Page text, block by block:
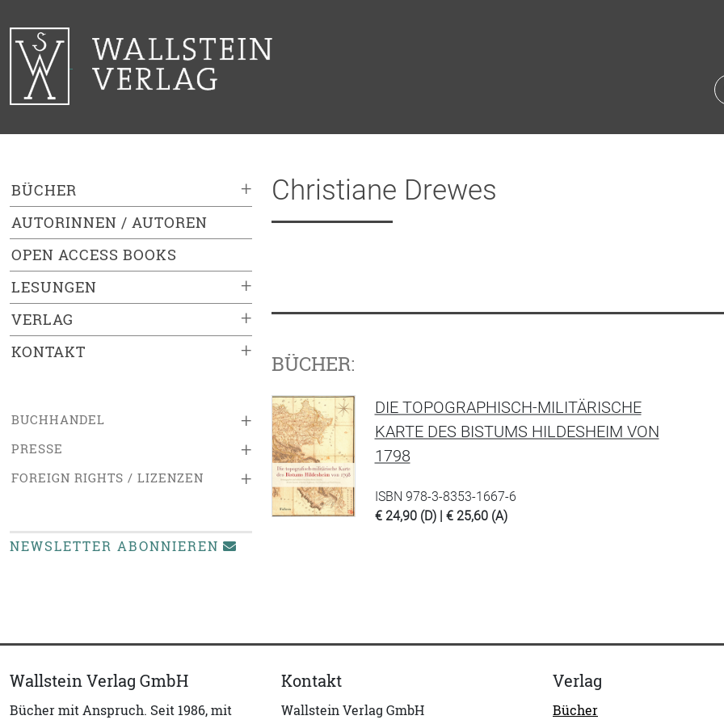
+
BÜCHER
AUTORINNEN / AUTOREN
OPEN ACCESS BOOKS
+
LESUNGEN
+
VERLAG
+
KONTAKT
+
BUCHHANDEL
+
PRESSE
+
FOREIGN RIGHTS / LIZENZEN
NEWSLETTER ABONNIEREN
Christiane Drewes
BÜCHER:
DIE TOPOGRAPHISCH-MILITÄRISCHE
KARTE DES BISTUMS HILDESHEIM VON
1798
ISBN 978-3-8353-1667-6
€ 24,90 (D) | € 25,60 (A)
Wallstein Verlag GmbH
Bücher mit Anspruch. Seit 1986, mit
Kontakt
Wallstein Verlag GmbH
Verlag
Bücher